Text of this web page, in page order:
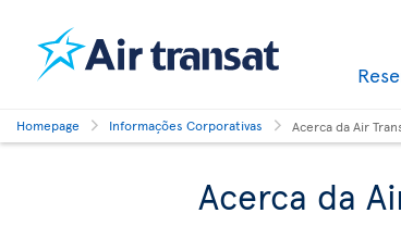
Homepage Informações Corporativas Acerca da Air
Acerca da